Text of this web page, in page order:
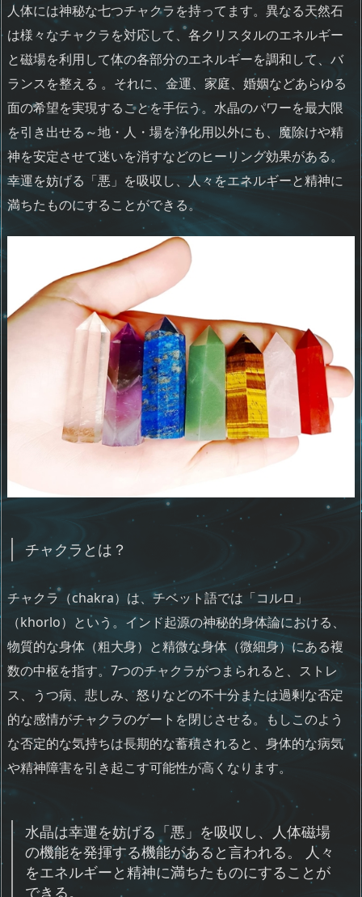
人体には神秘な七つチャクラを持ってます。異なる天然石
は様々なチャクラを対応して、各クリスタルのエネルギー
と磁場を利用して体の各部分のエネルギーを調和して、バ
ランスを整える 。それに、金運、家庭、婚姻などあらゆる
面の希望を実現することを手伝う。水晶のパワーを最大限
を引き出せる～地・人・場を浄化用以外にも、魔除けや精
神を安定させて迷いを消すなどのヒーリング効果がある。
幸運を妨げる「悪」を吸収し、人々をエネルギーと精神に
満ちたものにすることができる。
チャクラとは？
チャクラ（chakra）は、チベット語では「コルロ」
（khorlo）という。インド起源の神秘的身体論における、
物質的な身体（粗大身）と精微な身体（微細身）にある複
数の中枢を指す。7つのチャクラがつまられると、ストレ
ス、うつ病、悲しみ、怒りなどの不十分または過剰な否定
的な感情がチャクラのゲートを閉じさせる。もしこのよう
な否定的な気持ちは長期的な蓄積されると、身体的な病気
や精神障害を引き起こす可能性が高くなります。
水晶は幸運を妨げる「悪」を吸収し、人体磁場
の機能を発揮する機能があると言われる。 人々
をエネルギーと精神に満ちたものにすることが
できる。